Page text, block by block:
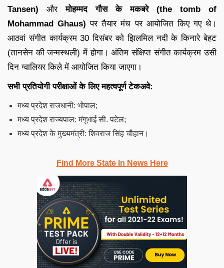
Tansen) औरमोहम्मद गौस के मकबरे (the tomb of
Mohammad Ghaus)पर तैयार मंच पर आयोजित किए गए थे।
आठवां संगीत कार्यक्रम 30 दिसंबर को झिलमिल नदी के किनारे बेहट
(तानसेन की जन्मस्थली) में होगा। अंतिम संक्षिप्त संगीत कार्यक्रम उसी
दिन ग्वालियर किले में आयोजित किया जाएगा।
सभी प्रतियोगी परीक्षाओं के लिए महत्वपूर्ण टेकअवे:
मध्य प्रदेश राजधानी: भोपाल;
मध्य प्रदेश राज्यपाल: मंगूभाई सी. पटेल;
मध्य प्रदेश के मुख्यमंत्री: शिवराज सिंह चौहान।
Find More State In News Here